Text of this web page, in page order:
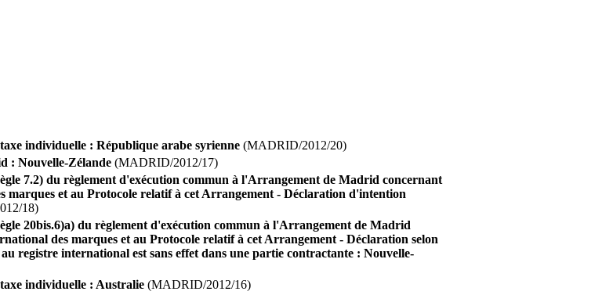
individuelle : République arabe syrienne (MADRID/2012/20)
: Nouvelle-Zélande (MADRID/2012/17)
7.2) du règlement d'exécution commun à l'Arrangement de Madrid concernant
marques et au Protocole relatif à cet Arrangement - Déclaration d'intention
18)
20bis.6)a) du règlement d'exécution commun à l'Arrangement de Madrid
des marques et au Protocole relatif à cet Arrangement - Déclaration selon
registre international est sans effet dans une partie contractante : Nouvelle-
individuelle : Australie (MADRID/2012/16)